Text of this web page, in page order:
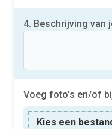
4. Beschrijving van
Voeg foto's en/of
Kies een